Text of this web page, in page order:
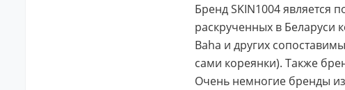
Бренд SKIN1004 является
раскрученных в Беларуси
Baha и других
сами кореянки). Также
Очень немногие бренды из